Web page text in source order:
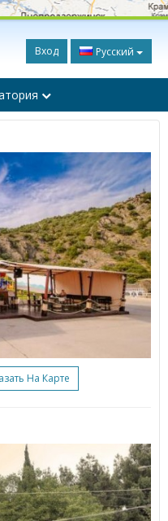
Вход Русский
На Карте